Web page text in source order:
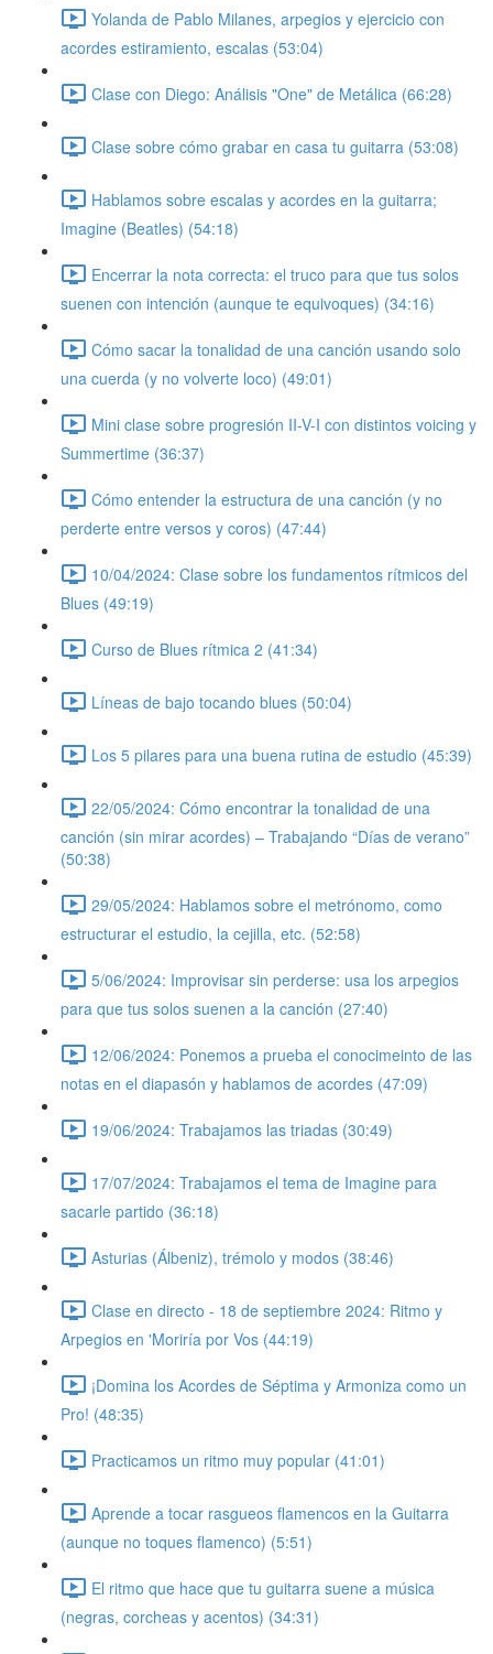
Yolanda de Pablo Milanes, arpegios y ejercicio con
acordes estiramiento, escalas (53:04)
Clase con Diego: Análisis "One" de Metálica (66:28)
Clase sobre cómo grabar en casa tu guitarra (53:08)
Hablamos sobre escalas y acordes en la guitarra;
Imagine (Beatles) (54:18)
Encerrar la nota correcta: el truco para que tus solos
suenen con intención (aunque te equivoques) (34:16)
Cómo sacar la tonalidad de una canción usando solo
una cuerda (y no volverte loco) (49:01)
Mini clase sobre progresión II-V-I con distintos voicing y
Summertime (36:37)
Cómo entender la estructura de una canción (y no
perderte entre versos y coros) (47:44)
10/04/2024: Clase sobre los fundamentos rítmicos del
Blues (49:19)
Curso de Blues rítmica 2 (41:34)
Líneas de bajo tocando blues (50:04)
Los 5 pilares para una buena rutina de estudio (45:39)
22/05/2024: Cómo encontrar la tonalidad de una
canción (sin mirar acordes) – Trabajando “Días de verano”
(50:38)
29/05/2024: Hablamos sobre el metrónomo, como
estructurar el estudio, la cejilla, etc. (52:58)
5/06/2024: Improvisar sin perderse: usa los arpegios
para que tus solos suenen a la canción (27:40)
12/06/2024: Ponemos a prueba el conocimeinto de las
notas en el diapasón y hablamos de acordes (47:09)
19/06/2024: Trabajamos las triadas (30:49)
17/07/2024: Trabajamos el tema de Imagine para
sacarle partido (36:18)
Asturias (Álbeniz), trémolo y modos (38:46)
Clase en directo - 18 de septiembre 2024: Ritmo y
Arpegios en 'Moriría por Vos (44:19)
¡Domina los Acordes de Séptima y Armoniza como un
Pro! (48:35)
Practicamos un ritmo muy popular (41:01)
Aprende a tocar rasgueos flamencos en la Guitarra
(aunque no toques flamenco) (5:51)
El ritmo que hace que tu guitarra suene a música
(negras, corcheas y acentos) (34:31)